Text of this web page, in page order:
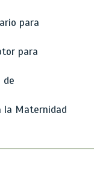
para
para
de
la Maternidad